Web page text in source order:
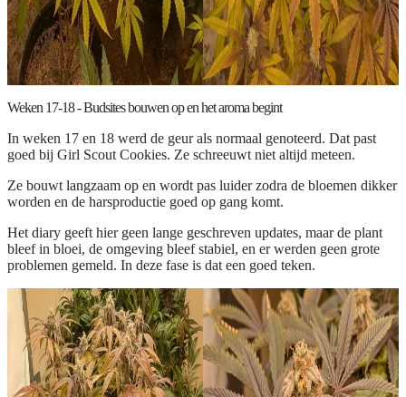
Weken 17-18 - Budsites bouwen op en het aroma begint
In weken 17 en 18 werd de geur als normaal genoteerd. Dat past
goed bij Girl Scout Cookies. Ze schreeuwt niet altijd meteen.
Ze bouwt langzaam op en wordt pas luider zodra de bloemen dikker
worden en de harsproductie goed op gang komt.
Het diary geeft hier geen lange geschreven updates, maar de plant
bleef in bloei, de omgeving bleef stabiel, en er werden geen grote
problemen gemeld. In deze fase is dat een goed teken.